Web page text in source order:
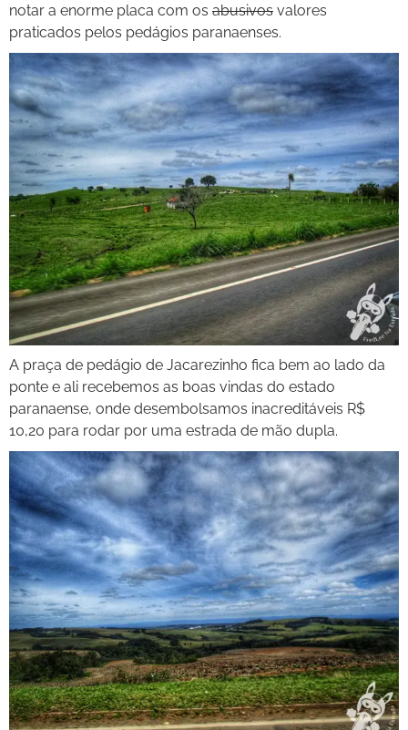
notar a enorme placa com os abusivos valores
praticados pelos pedágios paranaenses.
A praça de pedágio de Jacarezinho fica bem ao lado da
ponte e ali recebemos as boas vindas do estado
paranaense, onde desembolsamos inacreditáveis R$
10,20 para rodar por uma estrada de mão dupla.